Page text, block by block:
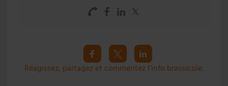
Réagissez, partagez et commentez l’info brassicole.